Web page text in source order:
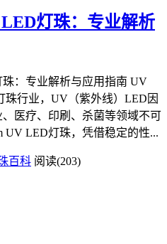
灯珠：专业解析
：专业解析与应用指南 UV
行业，UV（紫外线）LED因
医疗、印刷、杀菌等领域不可
UV LED灯珠，凭借稳定的性...
百科 阅读(203)